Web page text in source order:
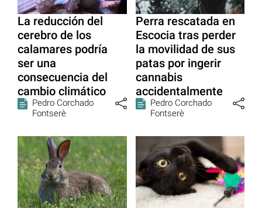
La reducción del
cerebro de los
calamares podría
ser una
consecuencia del
cambio climático
Pedro Corchado
Fontserè
Perra rescatada en
Escocia tras perder
la movilidad de sus
patas por ingerir
cannabis
accidentalmente
Pedro Corchado
Fontserè